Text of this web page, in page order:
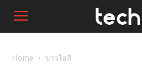
Home ข่าวไอที